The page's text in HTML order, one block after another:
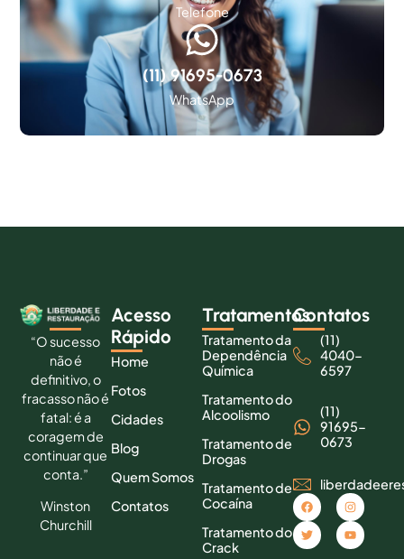
Telefone
(11) 91695-0673
WhatsApp
“O sucesso
não é
definitivo, o
fracasso não é
fatal: é a
coragem de
continuar que
conta.”
Winston
Churchill
Acesso
Rápido
Home
Fotos
Cidades
Blog
Quem Somos
Contatos
Tratamentos
Tratamento da
Dependência
Química
Tratamento do
Alcoolismo
Tratamento de
Drogas
Tratamento de
Cocaína
Tratamento do
Crack
Contatos
(11)
4040-
6597
(11)
91695-
0673